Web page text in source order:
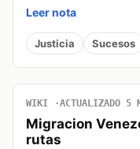
Leer nota
Justicia Sucesos
WIKI ACTUALIZADO 5
Migracion
rutas